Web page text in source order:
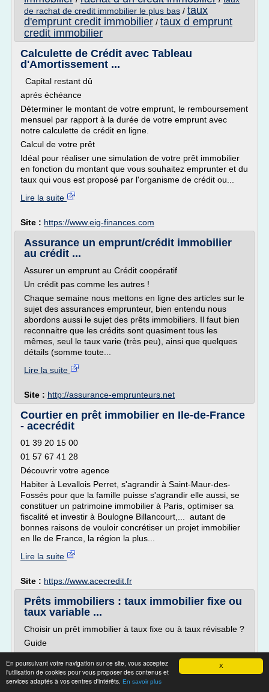
X
En poursuivant votre navigation sur ce site, vous acceptez
l'utilisation de cookies pour vous proposer des contenus et
services adaptés à vos centres d'intérêts. En savoir plus
de rachat de credit immobilier le plus bas / taux
d'emprunt credit immobilier / taux d emprunt
credit immobilier
Calculette de Crédit avec Tableau
d'Amortissement ...
Capital restant dû
aprés échéance
Déterminer le montant de votre emprunt, le remboursement
mensuel par rapport à la durée de votre emprunt avec
notre calculette de crédit en ligne.
Calcul de votre prêt
Idéal pour réaliser une simulation de votre prêt immobilier
en fonction du montant que vous souhaitez emprunter et du
taux qui vous est proposé par l'organisme de crédit ou...
Lire la suite
Site : https://www.eig-finances.com
Assurance un emprunt/crédit immobilier
au crédit ...
Assurer un emprunt au Crédit coopératif
Un crédit pas comme les autres !
Chaque semaine nous mettons en ligne des articles sur le
sujet des assurances emprunteur, bien entendu nous
abordons aussi le sujet des prêts immobiliers. Il faut bien
reconnaitre que les crédits sont quasiment tous les
mêmes, seul le taux varie (très peu), ainsi que quelques
détails (somme toute...
Lire la suite
Site : http://assurance-emprunteurs.net
Courtier en prêt immobilier en Ile-de-France
- acecrédit
01 39 20 15 00
01 57 67 41 28
Découvrir votre agence
Habiter à Levallois Perret, s'agrandir à Saint-Maur-des-
Fossés pour que la famille puisse s'agrandir elle aussi, se
constituer un patrimoine immobilier à Paris, optimiser sa
fiscalité et investir à Boulogne Billancourt,... autant de
bonnes raisons de vouloir concrétiser un projet immobilier
en Ile de France, la région la plus...
Lire la suite
Site : https://www.acecredit.fr
Prêts immobiliers : taux immobilier fixe ou
taux variable ...
Choisir un prêt immobilier à taux fixe ou à taux révisable ?
Guide
Choisir un prêt immobilier à taux fixe ou à taux révisable ?
Publié le 14 janvier 2015 à 17h48 - Mis à jour le 8 janvier
2019 à 14h52